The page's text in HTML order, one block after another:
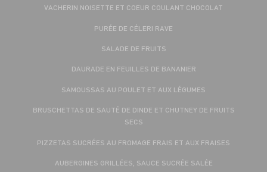
VACHERIN NOISETTE ET COEUR COULANT CHOCOLAT
PURÉE DE CÉLERI RAVE
SALADE DE FRUITS
DAURADE EN FEUILLES DE BANANIER
SAMOUSSAS AU POULET ET AUX LÉGUMES
BRUSCHETTAS DE SAUTÉ DE DINDE ET CHUTNEY DE FRUITS
SECS
PIZZETAS SUCRÉES AU FROMAGE FRAIS ET AUX FRAISES
AUBERGINES GRILLÉES, SAUCE SUCRÉE SALÉE